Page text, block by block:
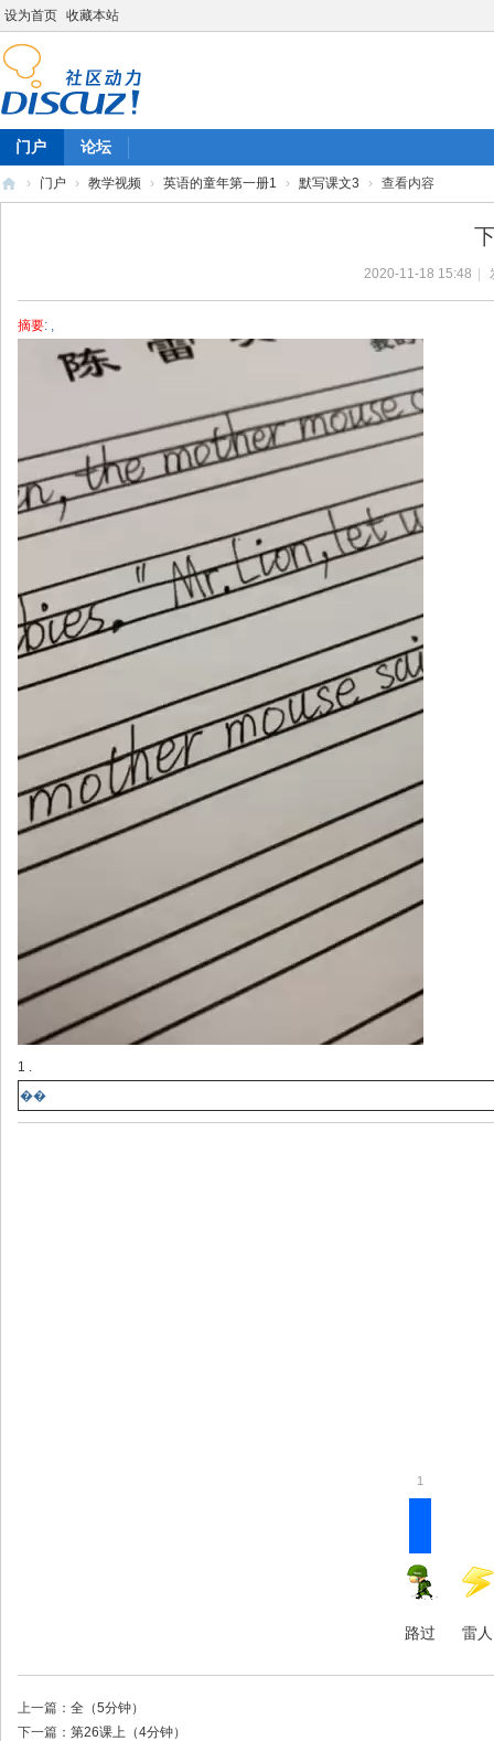
设为首页 收藏本站
门户 论坛
› 门户 › 教学视频 › 英语的童年第一册1 › 默写课文3 › 查看内容
2020-11-18 15:48
摘要: ,
1 .
��
1
路过 雷人
上一篇： 全（5分钟）
下一篇： 第26课上（4分钟）